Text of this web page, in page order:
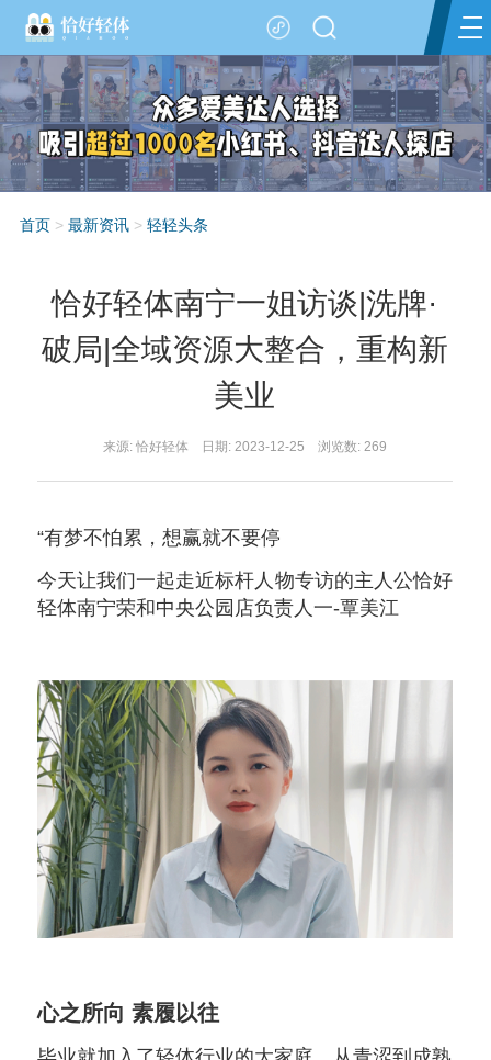
首页> 最新资讯> 轻轻头条
恰好轻体南宁一姐访谈|洗牌·
破局|全域资源大整合，重构新
美业
来源: 恰好轻体 日期: 2023-12-25 浏览数: 269
“有梦不怕累，想赢就不要停
今天让我们一起走近标杆人物专访的主人公恰好
轻体南宁荣和中央公园店负责人一-覃美江
心之所向 素履以往